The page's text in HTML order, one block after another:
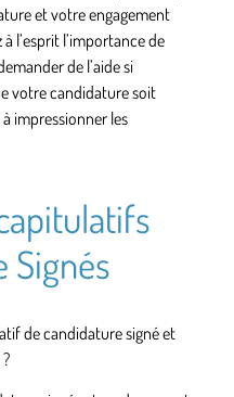
et votre engagement
l’esprit l’importance de
de l’aide si
votre candidature soit
impressionner les
Signés
de candidature signé et